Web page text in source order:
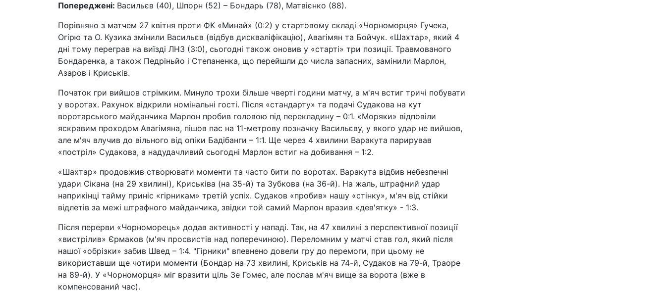
Попереджені: Васильєв (40), Шпорн (52) – Бондарь (78), Матвієнко (88).
Порівняно з матчем 27 квітня проти ФК «Минай» (0:2) у стартовому складі «Чорноморця» Гучека,
Огірю та О. Кузика змінили Васильєв (відбув дискваліфікацію), Авагімян та Бойчук. «Шахтар», який 4
дні тому переграв на виїзді ЛНЗ (3:0), сьогодні також оновив у «старті» три позиції. Травмованого
Бондаренка, а також Педріньйо і Степаненка, що перейшли до числа запасних, замінили Марлон,
Азаров і Криськів.
Початок гри вийшов стрімким. Минуло трохи більше чверті години матчу, а м'яч встиг тричі побувати
у воротах. Рахунок відкрили номінальні гості. Після «стандарту» та подачі Судакова на кут
воротарського майданчика Марлон пробив головою під перекладину – 0:1. «Моряки» відповіли
яскравим проходом Авагімяна, пішов пас на 11-метрову позначку Васильєву, у якого удар не вийшов,
але м'яч влучив до вільного від опіки Бадібанги – 1:1. Ще через 4 хвилини Варакута парирував
«постріл» Судакова, а надудачливий сьогодні Марлон встиг на добивання – 1:2.
«Шахтар» продовжив створювати моменти та часто бити по воротах. Варакута відбив небезпечні
удари Сікана (на 29 хвилині), Криськіва (на 35-й) та Зубкова (на 36-й). На жаль, штрафний удар
наприкінці тайму приніс «гірникам» третій успіх. Судаков «пробив» нашу «стінку», м'яч від стійки
відлетів за межі штрафного майданчика, звідки той самий Марлон вразив «дев'ятку» - 1:3.
Після перерви «Чорноморець» додав активності у нападі. Так, на 47 хвилині з перспективної позиції
«вистрілив» Єрмаков (м'яч просвистів над поперечиною). Переломним у матчі став гол, який після
нашої «обрізки» забив Швед – 1:4. "Гірники" впевнено довели гру до перемоги, при цьому не
використавши ще чотири моменти (Бондар на 73 хвилині, Криськів на 74-й, Судаков на 79-й, Траоре
на 89-й). У «Чорноморця» міг вразити ціль Зе Гомес, але послав м'яч вище за ворота (вже в
компенсований час).